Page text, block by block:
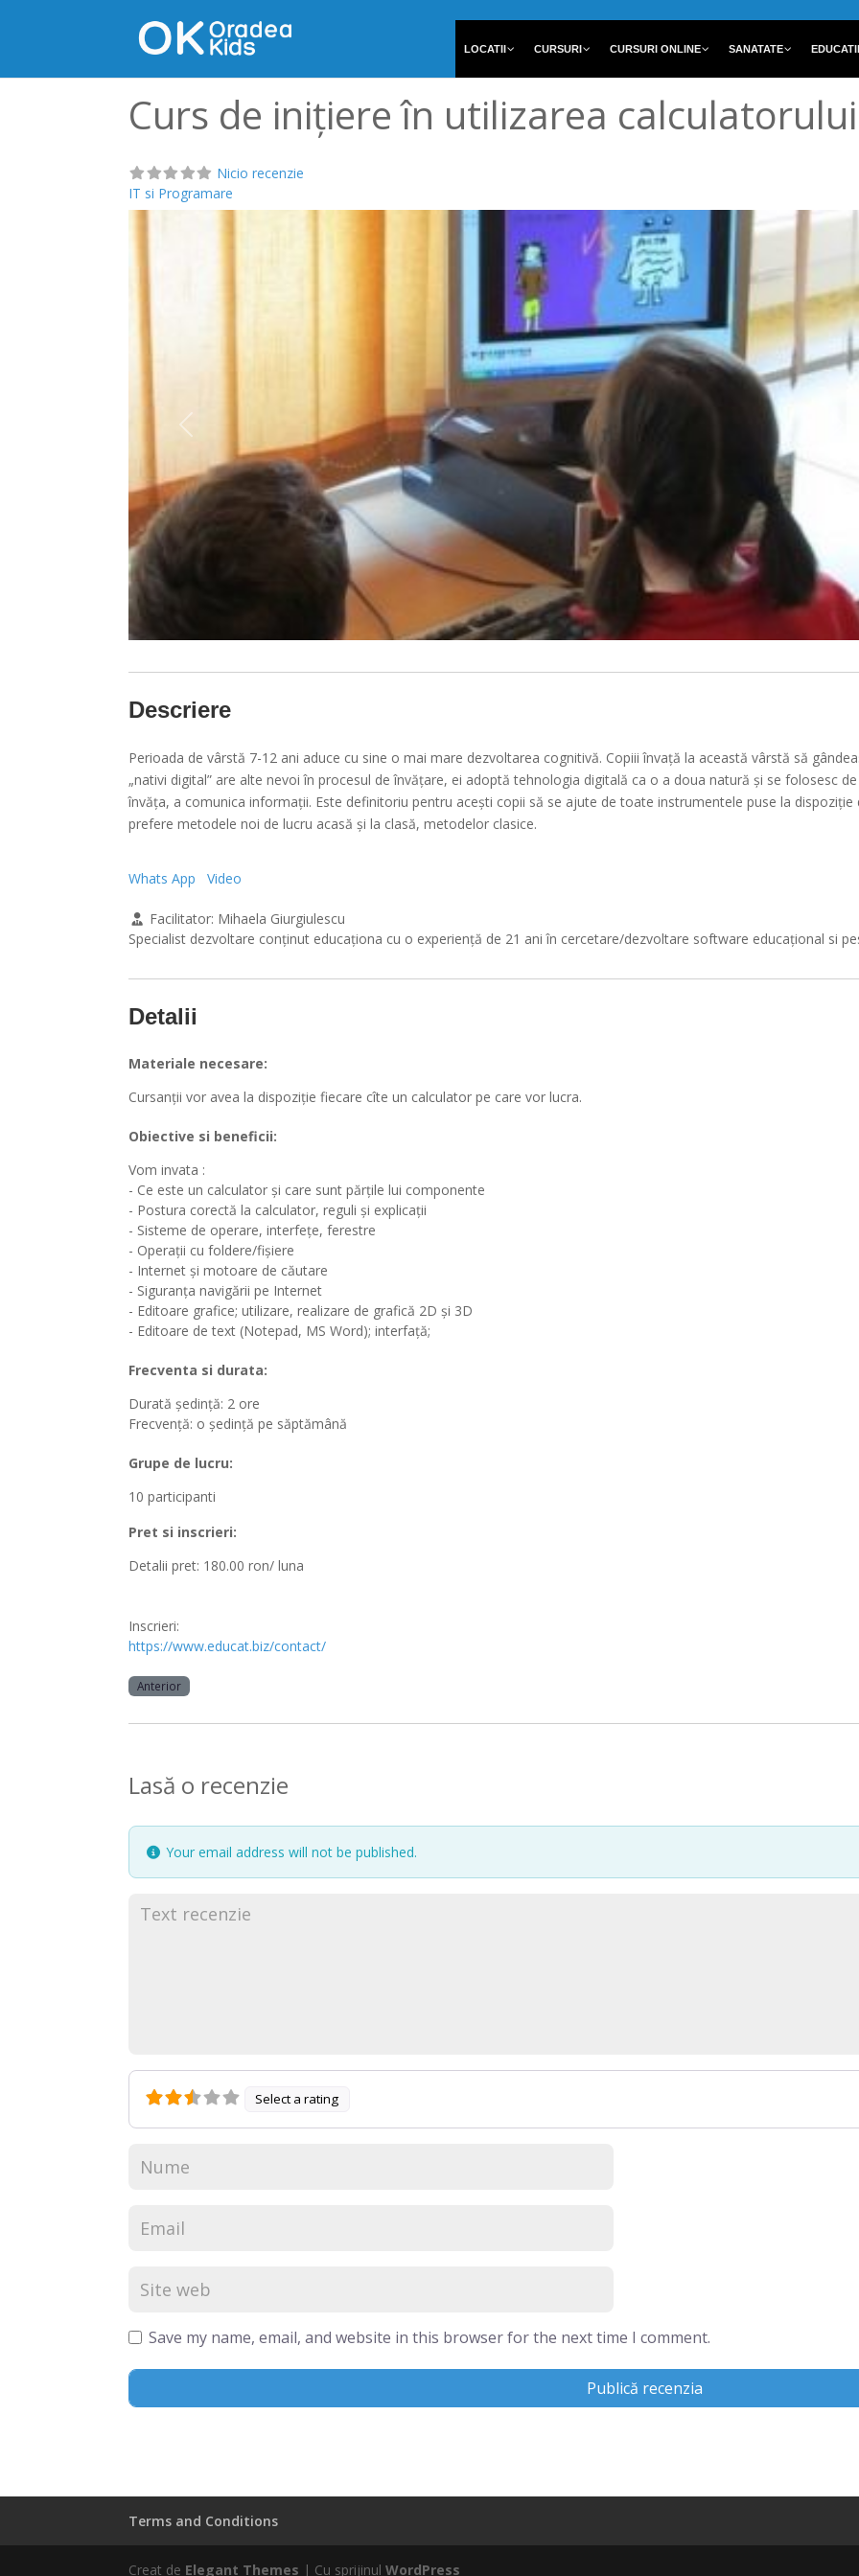
LOCATII CURSURI CURSURI ONLINE SANATATE
Curs de inițiere în utilizarea calculatorului
Nicio recenzie
IT si Programare
Anterior
Descriere
Perioada de vârstă 7-12 ani aduce cu sine o mai mare dezvoltarea cognitivă. Copiii învaţă la această vârstă să
„nativi digital” are alte nevoi în procesul de învățare, ei adoptă tehnologia digitală ca o a doua natură și se folosesc
învăța, a comunica informații. Este definitoriu pentru acești copii să se ajute de toate instrumentele puse la
prefere metodele noi de lucru acasă și la clasă, metodelor clasice.
Whats AppVideo
Facilitator: Mihaela Giurgiulescu
Specialist dezvoltare conținut educaționa cu o experiență de 21 ani în cercetare/dezvoltare software educațional si
Detalii
Materiale necesare:
Cursanții vor avea la dispoziție fiecare cîte un calculator pe care vor lucra.
Obiective si beneficii:
Vom invata :
- Ce este un calculator și care sunt părțile lui componente
- Postura corectă la calculator, reguli și explicații
- Sisteme de operare, interfețe, ferestre
- Operații cu foldere/fișiere
- Internet și motoare de căutare
- Siguranța navigării pe Internet
- Editoare grafice; utilizare, realizare de grafică 2D și 3D
- Editoare de text (Notepad, MS Word); interfață;
Frecventa si durata:
Durată ședință: 2 ore
Frecvență: o ședință pe săptămână
Grupe de lucru:
10 participanti
Pret si inscrieri:
Detalii pret: 180.00 ron/ luna
Inscrieri:
https://www.educat.biz/contact/
Anterior
Lasă o recenzie
Your email address will not be published.
Select a rating
Save my name, email, and website in this browser for the next time I comment.
Terms and Conditions
Creat de Elegant Themes | Cu sprijinulWordPress